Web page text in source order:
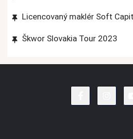
Licencovaný maklér Soft
Škwor Slovakia Tour 2023